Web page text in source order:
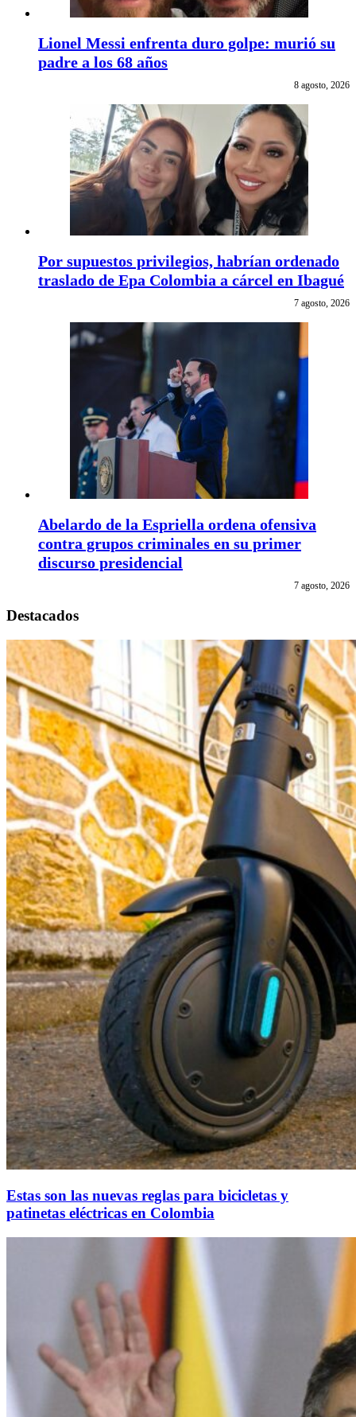
Lionel Messi enfrenta duro golpe: murió su
padre a los 68 años
8 agosto, 2026
Por supuestos privilegios, habrían ordenado
traslado de Epa Colombia a cárcel en Ibagué
7 agosto, 2026
Abelardo de la Espriella ordena ofensiva
contra grupos criminales en su primer
discurso presidencial
7 agosto, 2026
Destacados
Estas son las nuevas reglas para bicicletas y
patinetas eléctricas en Colombia